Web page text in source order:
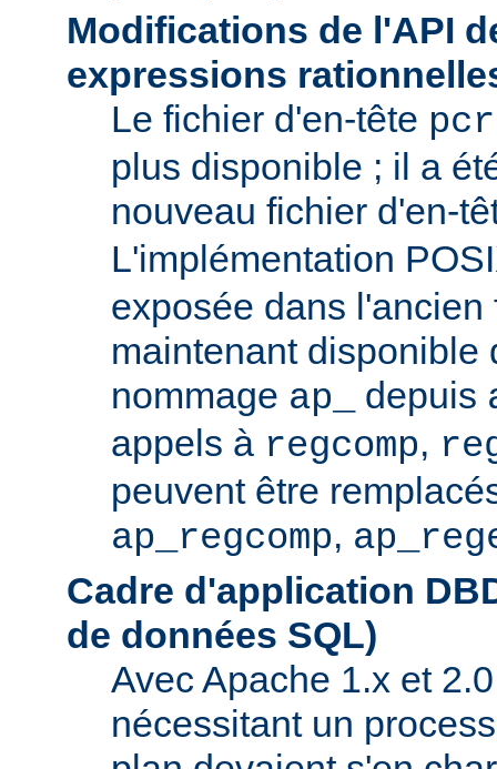
Modifications de l'API
expressions
Le fichier d'en-tête
plus disponible ; il a
nouveau fichier d'en-
L'implémentation
exposée dans
maintenant disponible
nommage ap_ depuis
appels à regcomp,
peuvent être
ap_regcomp,
Cadre d'application
de données SQL)
Avec Apache 1.x et
nécessitant un